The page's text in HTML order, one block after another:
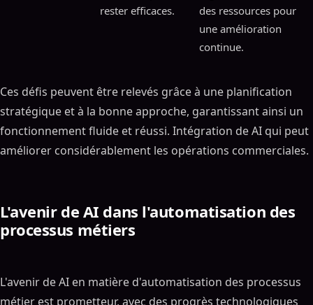
rester efficaces.
des ressources pour
une amélioration
continue.
Ces défis peuvent être relevés grâce à une planification
stratégique et à la bonne approche, garantissant ainsi un
fonctionnement fluide et réussi. Intégration de AI qui peut
améliorer considérablement les opérations commerciales.
L'avenir de AI dans l'automatisation des
processus métiers
L'avenir de AI en matière d'automatisation des processus
métier est prometteur, avec des progrès technologiques